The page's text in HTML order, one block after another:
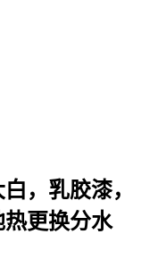
，乳胶漆，
更换分水